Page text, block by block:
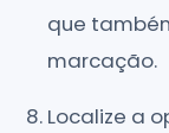
que
marcação.
Localize a